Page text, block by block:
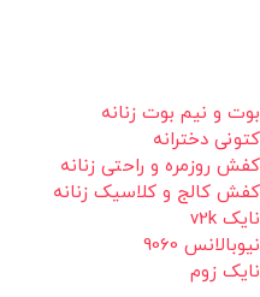
بوت و نیم بوت زنانه
کتونی دخترانه
کفش روزمره و راحتی زنانه
کفش کالج و کلاسیک زنانه
نایک v2k
نیوبالانس 9060
نایک زوم